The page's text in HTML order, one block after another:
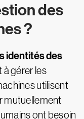
des
?
identités des
à gérer les
utilisent
mutuellement
ont besoin